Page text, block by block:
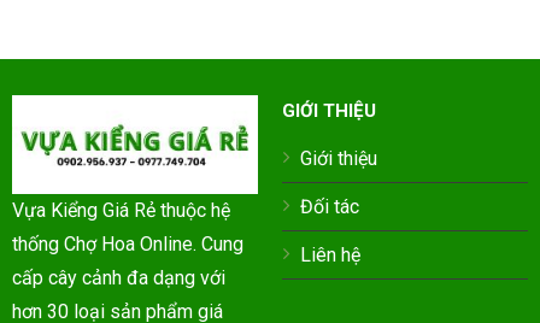
Vựa Kiểng Giá Rẻ thuộc hệ
thống Chợ Hoa Online. Cung
cấp cây cảnh đa dạng với
hơn 30 loại sản phẩm giá
GIỚI THIỆU
Giới thiệu
Đối tác
Liên hệ